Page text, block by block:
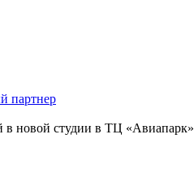
партнер
в новой студии в ТЦ «Авиапарк»